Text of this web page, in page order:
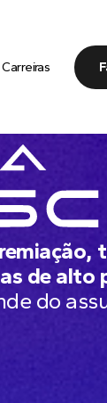
Carreiras
de alto
do